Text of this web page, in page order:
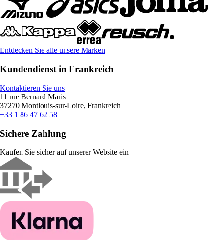
Entdecken Sie alle unsere Marken
Kundendienst in Frankreich
Kontaktieren Sie uns
11 rue Bernard Maris
37270 Montlouis-sur-Loire, Frankreich
+33 1 86 47 62 58
Sichere Zahlung
Kaufen Sie sicher auf unserer Website ein